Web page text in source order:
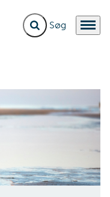
Fold søgefelt ud
Menu